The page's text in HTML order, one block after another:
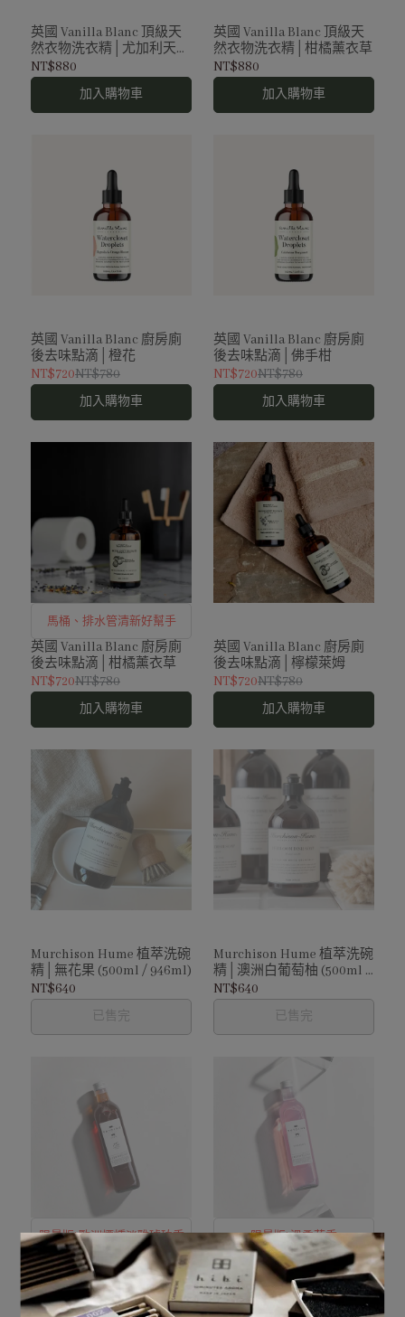
英國 Vanilla Blanc 頂級天
然衣物洗衣精│尤加利天竺
葵
NT$880
加入購物車
英國 Vanilla Blanc 頂級天
然衣物洗衣精│柑橘薰衣草
NT$880
加入購物車
英國 Vanilla Blanc 廚房廁
後去味點滴│橙花
NT$720NT$780
加入購物車
英國 Vanilla Blanc 廚房廁
後去味點滴│佛手柑
NT$720NT$780
加入購物車
馬桶、排水管清新好幫手
英國 Vanilla Blanc 廚房廁
後去味點滴│柑橘薰衣草
NT$720NT$780
加入購物車
英國 Vanilla Blanc 廚房廁
後去味點滴│檸檬萊姆
NT$720NT$780
加入購物車
Murchison Hume 植萃洗碗
精│無花果 (500ml / 946ml)
NT$640
已售完
Murchison Hume 植萃洗碗
精│澳洲白葡萄柚 (500ml /
946ml)
NT$640
已售完
限量版! 歐洲煙燻淡雅琥珀香
法國巴黎 ANTOINE 濃縮香
水洗衣精│法國15週前紀念
版│ (紙盒裝) 750ml
NT$980
限量版! 溫柔花香
法國巴黎 ANTOINE 濃縮香
水洗衣精│凡爾賽│ (紙盒
裝) 750ml
NT$980